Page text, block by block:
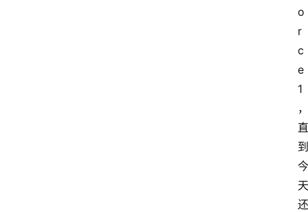
o
r
c
e
1
，
直
到
今
天
还